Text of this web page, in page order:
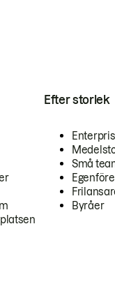
Efter storlek
Små
Byråer